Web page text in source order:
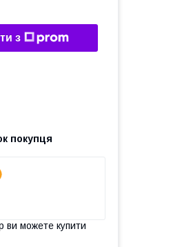
з
покупця
ви можете купити